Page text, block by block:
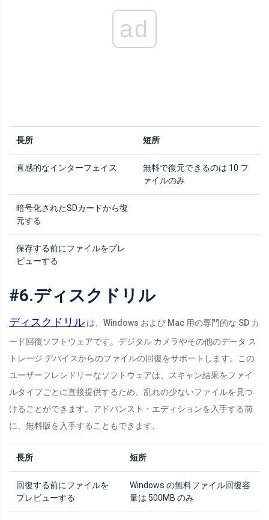
ad
長所 短所
直感的なインターフェイス
無料で復元できるのは 10 フ
ァイルのみ
暗号化されたSDカードから復
元する
保存する前にファイルをプレ
ビューする
#6.ディスクドリル
ディスクドリル は、Windows および Mac 用の専門的な SD カ
ード回復ソフトウェアです。デジタル カメラやその他のデータ ス
トレージ デバイスからのファイルの回復をサポートします。この
ユーザーフレンドリーなソフトウェアは、スキャン結果をファイ
ルタイプごとに直接提供するため、乱れの少ないファイルを見つ
けることができます。アドバンスト・エディションを入手する前
に、無料版を入手することもできます。
長所 短所
回復する前にファイルを
プレビューする
Windows の無料ファイル回復容
量は 500MB のみ